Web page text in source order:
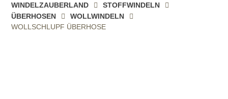
WINDELZAUBERLAND
STOFFWINDELN
ÜBERHOSEN
WOLLWINDELN
WOLLSCHLUPF ÜBERHOSE